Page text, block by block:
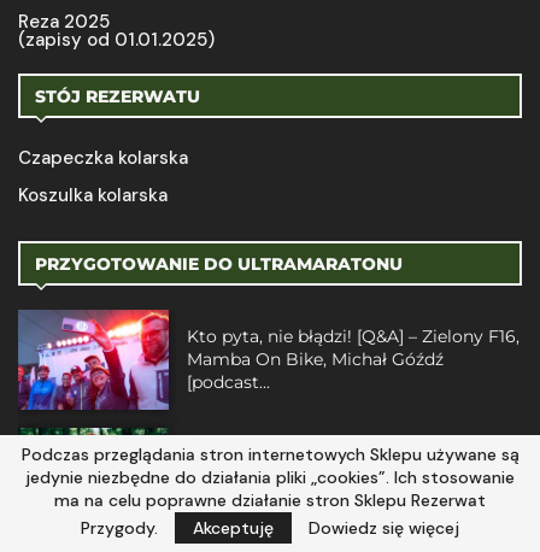
Reza 2025
(zapisy od 01.01.2025)
STÓJ REZERWATU
Czapeczka kolarska
Koszulka kolarska
PRZYGOTOWANIE DO ULTRAMARATONU
Kto pyta, nie błądzi! [Q&A] – Zielony F16,
Mamba On Bike, Michał Góźdź
[podcast...
Podążaj w stronę mety – Radek
Gołębiewski [podcast #23]
Podczas przeglądania stron internetowych Sklepu używane są
jedynie niezbędne do działania pliki „cookies”. Ich stosowanie
ma na celu poprawne działanie stron Sklepu Rezerwat
Przygody.
Akceptuję Dowiedz się więcej